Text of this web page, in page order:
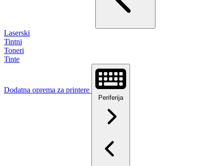
Laserski
Tintni
Toneri
Tinte
Dodatna oprema za printere
Periferija